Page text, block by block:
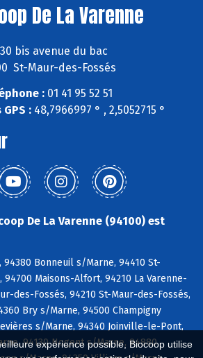
expérience possible, Biocoop utilise
De La Varenne
bis avenue du bac
St-Maur-des-Fossés
:01 41 95 52 51
:48,7966997 ° , 2,5052715 °
De La Varenne (94100) est
94380 Bonneuil s/Marne, 94410 St-
94700 Maisons-Alfort, 94210 La Varenne-
des-Fossés, 94210 St-Maur-des-Fossés,
Bry s/Marne, 94500 Champigny
s/Marne, 94340 Joinville-le-Pont,
94130 Nogent s/Marne, 94880